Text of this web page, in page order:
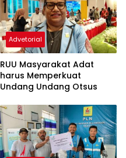
Advetorial
RUU Masyarakat Adat
harus Memperkuat
Undang Undang Otsus